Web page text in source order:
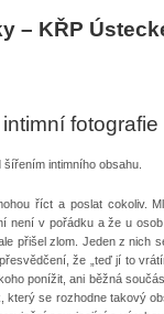
– KŘP
intimního obsahu.
říct a poslat cokoliv.
není v pořádku a že u
přišel zlom. Jeden z nich
že „teď jí to
ponížit, ani běžná
se rozhodne takový